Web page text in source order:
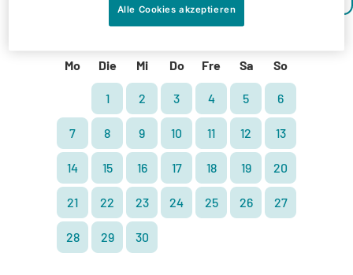
September2026
Mo Die Mi Do Fre Sa So
1 2 3 4 5 6
7 8 9 10 11 12 13
14 15 16 17 18 19 20
21 22 23 24 25 26 27
28 29 30
Tropical Islands - alle Rechte
vorbehalten
Alle Cookies akzeptieren